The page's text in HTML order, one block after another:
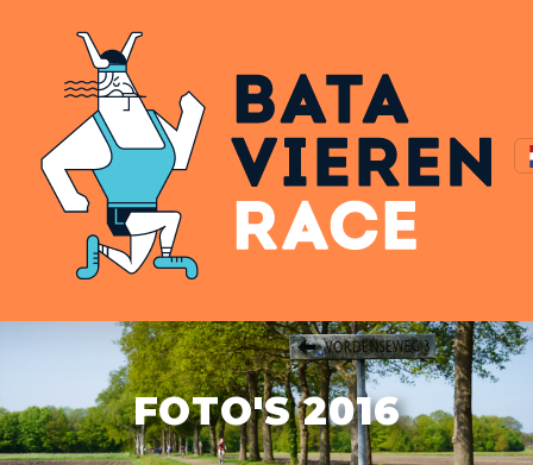
FOTO'S 2016